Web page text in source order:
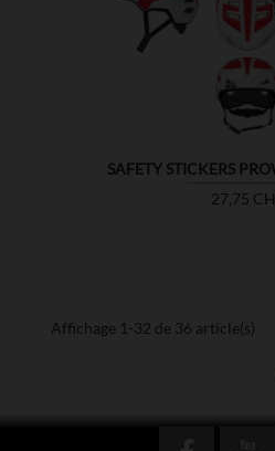
SAFETY STICKERS
Prix
27,75
MONTRER
Affichage 1-32 de 36 article(s)